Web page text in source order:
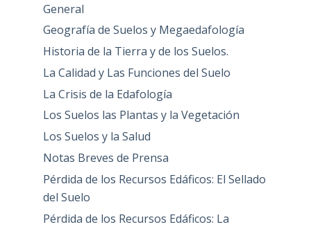
General
Geografía de Suelos y Megaedafología
Historia de la Tierra y de los Suelos.
La Calidad y Las Funciones del Suelo
La Crisis de la Edafología
Los Suelos las Plantas y la Vegetación
Los Suelos y la Salud
Notas Breves de Prensa
Pérdida de los Recursos Edáficos: El Sellado
del Suelo
Pérdida de los Recursos Edáficos: La